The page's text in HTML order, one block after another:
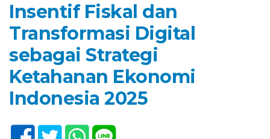
Insentif Fiskal dan
Transformasi Digital
sebagai Strategi
Ketahanan Ekonomi
Indonesia 2025